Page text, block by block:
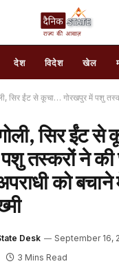
देश विदेश खेल
ईंट से कूचा… गोरखपुर में पशु तस्करों ने की छात्र की हत्या;
सिर ईंट
तस्करों ने की
को बचाने
Desk September 16,
3 Mins Read